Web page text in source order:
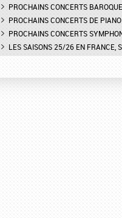
PROCHAINS CONCERTS
PROCHAINS CONCERTS DE PIANO
PROCHAINS CONCERTS
LES SAISONS 25/26 EN FRANCE,